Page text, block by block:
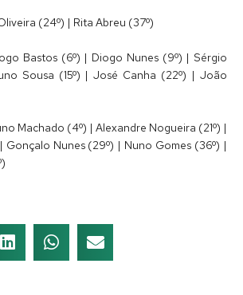
(24º) | Rita Abreu (37º)
Bastos (6º) | Diogo Nunes (9º) | Sérgio
Sousa (15º) | José Canha (22º) | João
Machado (4º) | Alexandre Nogueira (21º) |
Gonçalo Nunes (29º) | Nuno Gomes (36º) |